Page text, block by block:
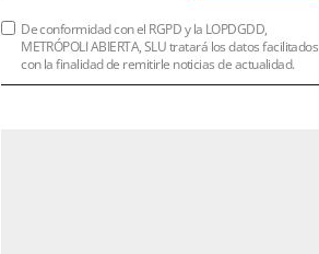
De conformidad con el RGPD y la LOPDGDD,
METRÓPOLI ABIERTA, SLU tratará los datos facilitados
con la finalidad de remitirle noticias de actualidad.